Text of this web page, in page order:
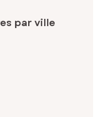
par ville